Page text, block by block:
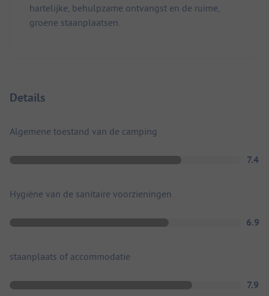
hartelijke, behulpzame ontvangst en de ruime,
groene staanplaatsen.
Details
Algemene toestand van de camping
7.4
Hygiëne van de sanitaire voorzieningen
6.9
staanplaats of accommodatie
7.9